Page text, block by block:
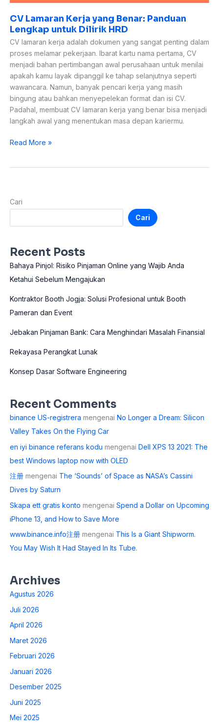
CV Lamaran Kerja yang Benar: Panduan
Lengkap untuk Dilirik HRD
CV lamaran kerja adalah dokumen yang sangat penting dalam
proses melamar pekerjaan. Ibarat kartu nama pertama, CV
menjadi bahan pertimbangan awal perusahaan untuk menilai
apakah kamu layak dipanggil ke tahap selanjutnya seperti
wawancara. Namun, banyak pencari kerja yang masih
bingung atau bahkan menyepelekan format dan isi CV.
Padahal, membuat CV lamaran kerja yang benar bisa menjadi
langkah awal yang menentukan masa depan kariermu.
Read More »
Cari
Cari
Recent Posts
Bahaya Pinjol: Risiko Pinjaman Online yang Wajib Anda
Ketahui Sebelum Mengajukan
Kontraktor Booth Jogja: Solusi Profesional untuk Booth
Pameran dan Event
Jebakan Pinjaman Bank: Cara Menghindari Masalah Finansial
Rekayasa Perangkat Lunak
Konsep Dasar Software Engineering
Recent Comments
binance US-registrera mengenai No Longer a Dream: Silicon
Valley Takes On the Flying Car
en iyi binance referans kodu mengenai Dell XPS 13 2021: The
best Windows laptop now with OLED
注册 mengenai The ‘Sounds’ of Space as NASA’s Cassini
Dives by Saturn
Skapa ett gratis konto mengenai Spend a Dollar on Upcoming
iPhone 13, and How to Save More
www.binance.info注册 mengenai This Is a Giant Shipworm.
You May Wish It Had Stayed In Its Tube.
Archives
Agustus 2026
Juli 2026
April 2026
Maret 2026
Februari 2026
Januari 2026
Desember 2025
Juni 2025
Mei 2025